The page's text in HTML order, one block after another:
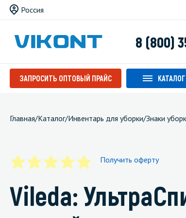
Россия
8 (800)
ЗАПРОСИТЬ ОПТОВЫЙ ПРАЙС КАТАЛОГ
Главная/Каталог/Инвентарь для уборки/Знаки
Получить оферту
Vileda: